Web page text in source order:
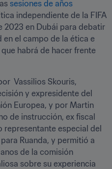
sesiones de años
independiente de la FIFA
2023 en Dubái para debatir
el campo de la ética e
habrá de hacer frente
Vassilios Skouris,
y expresidente del
Europea, y por Martin
de instrucción, ex fiscal
representante especial del
Ruanda, y permitió a
de la comisión
sobre su experiencia